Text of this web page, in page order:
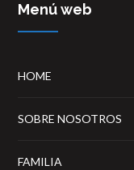
Menú web
HOME
SOBRE NOSOTROS
FAMILIA